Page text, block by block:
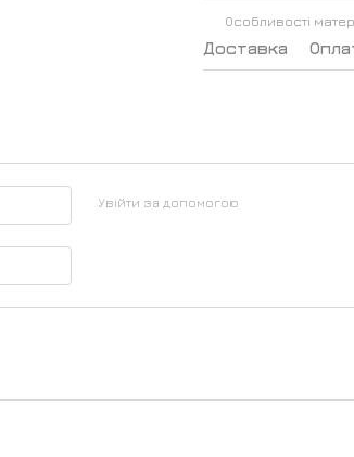
Особливості
Доставка
Увійти за допомогою